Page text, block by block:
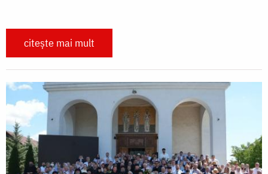
citește mai mult